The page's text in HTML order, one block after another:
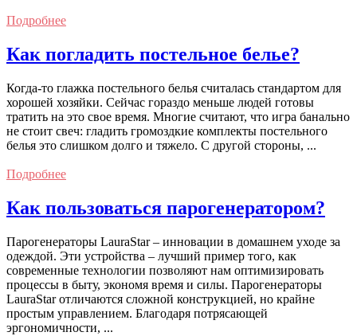
Подробнее
Как погладить постельное белье?
Когда-то глажка постельного белья считалась стандартом для
хорошей хозяйки. Сейчас гораздо меньше людей готовы
тратить на это свое время. Многие считают, что игра банально
не стоит свеч: гладить громоздкие комплекты постельного
белья это слишком долго и тяжело. С другой стороны, ...
Подробнее
Как пользоваться парогенератором?
Парогенераторы LauraStar – инновации в домашнем уходе за
одеждой. Эти устройства – лучший пример того, как
современные технологии позволяют нам оптимизировать
процессы в быту, экономя время и силы. Парогенераторы
LauraStar отличаются сложной конструкцией, но крайне
простым управлением. Благодаря потрясающей
эргономичности, ...